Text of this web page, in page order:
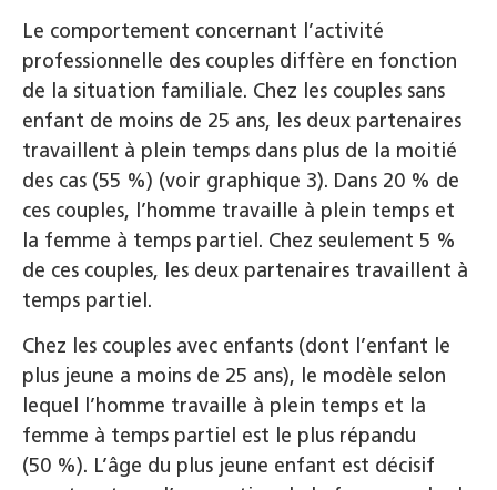
Le comportement concernant l’activité
professionnelle des couples diffère en fonction
de la situation familiale. Chez les couples sans
enfant de moins de 25 ans, les deux partenaires
travaillent à plein temps dans plus de la moitié
des cas (55 %) (voir graphique 3). Dans 20 % de
ces couples, l’homme travaille à plein temps et
la femme à temps partiel. Chez seulement 5 %
de ces couples, les deux partenaires travaillent à
temps partiel.
Chez les couples avec enfants (dont l’enfant le
plus jeune a moins de 25 ans), le modèle selon
lequel l’homme travaille à plein temps et la
femme à temps partiel est le plus répandu
(50 %). L’âge du plus jeune enfant est décisif